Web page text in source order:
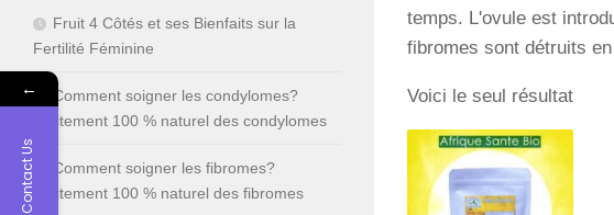
temps. L'ovule est
fibromes sont détruits
Voici le seul résultat
Fruit 4 Côtés et ses Bienfaits sur la
Fertilité Féminine
Comment soigner les condylomes?
Traitement 100 % naturel des condylomes
Comment soigner les fibromes?
Traitement 100 % naturel des fibromes
←
Contact Us